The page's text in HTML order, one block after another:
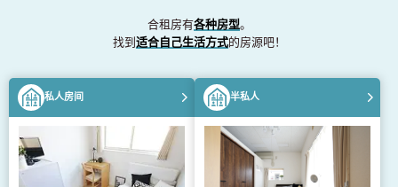
合租房有各种房型。
找到适合自己生活方式的房源吧！
私人房间 半私人